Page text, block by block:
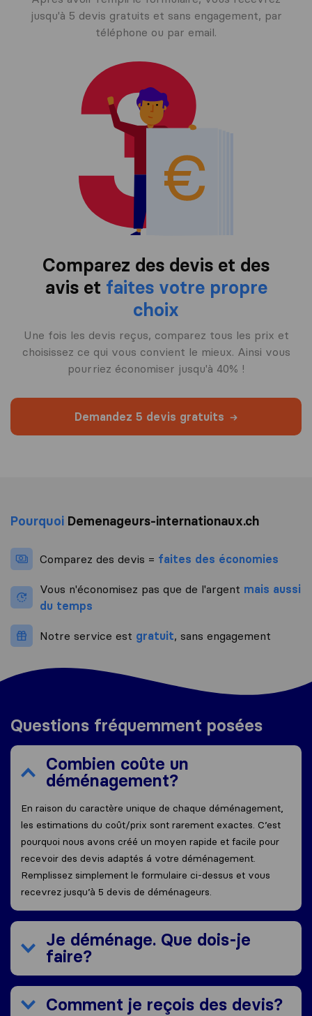
jusqu'à 5 devis gratuits et sans engagement, par
téléphone ou par email.
Comparez des devis et des
avis et faites votre propre
choix
Une fois les devis reçus, comparez tous les prix et
choisissez ce qui vous convient le mieux. Ainsi vous
pourriez économiser jusqu'à 40% !
Demandez 5 devis gratuits
Pourquoi Demenageurs-internationaux.ch
Comparez des devis = faites des économies
Vous n'économisez pas que de l'argent mais aussi
du temps
Notre service est gratuit, sans engagement
Questions fréquemment posées
Combien coûte un
déménagement?
En raison du caractère unique de chaque déménagement,
les estimations du coût/prix sont rarement exactes. C’est
pourquoi nous avons créé un moyen rapide et facile pour
recevoir des devis adaptés á votre déménagement.
Remplissez simplement le formulaire ci-dessus et vous
recevrez jusqu’à 5 devis de déménageurs.
Je déménage. Que dois-je
faire?
Comment je reçois des devis?